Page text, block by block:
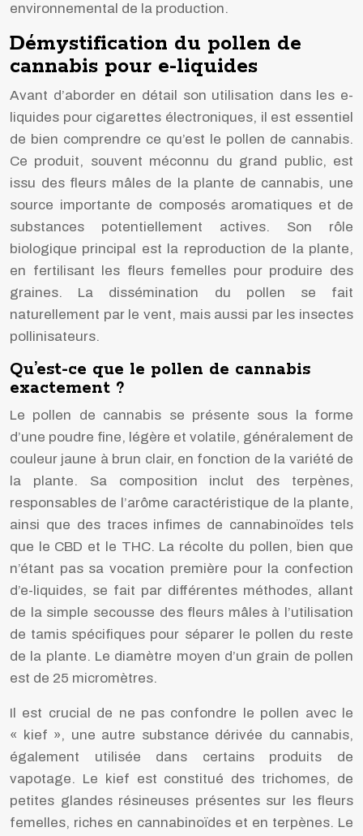
environnemental de la production.
Démystification du pollen de
cannabis pour e-liquides
Avant d’aborder en détail son utilisation dans les e-
liquides pour cigarettes électroniques, il est essentiel
de bien comprendre ce qu’est le pollen de cannabis.
Ce produit, souvent méconnu du grand public, est
issu des fleurs mâles de la plante de cannabis, une
source importante de composés aromatiques et de
substances potentiellement actives. Son rôle
biologique principal est la reproduction de la plante,
en fertilisant les fleurs femelles pour produire des
graines. La dissémination du pollen se fait
naturellement par le vent, mais aussi par les insectes
pollinisateurs.
Qu’est-ce que le pollen de cannabis
exactement ?
Le pollen de cannabis se présente sous la forme
d’une poudre fine, légère et volatile, généralement de
couleur jaune à brun clair, en fonction de la variété de
la plante. Sa composition inclut des terpènes,
responsables de l’arôme caractéristique de la plante,
ainsi que des traces infimes de cannabinoïdes tels
que le CBD et le THC. La récolte du pollen, bien que
n’étant pas sa vocation première pour la confection
d’e-liquides, se fait par différentes méthodes, allant
de la simple secousse des fleurs mâles à l’utilisation
de tamis spécifiques pour séparer le pollen du reste
de la plante. Le diamètre moyen d’un grain de pollen
est de 25 micromètres.
Il est crucial de ne pas confondre le pollen avec le
« kief », une autre substance dérivée du cannabis,
également utilisée dans certains produits de
vapotage. Le kief est constitué des trichomes, de
petites glandes résineuses présentes sur les fleurs
femelles, riches en cannabinoïdes et en terpènes. Le